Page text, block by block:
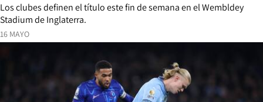
16 MAYO
Los clubes definen el título este fin de semana en el Wembldey
Stadium de Inglaterra.